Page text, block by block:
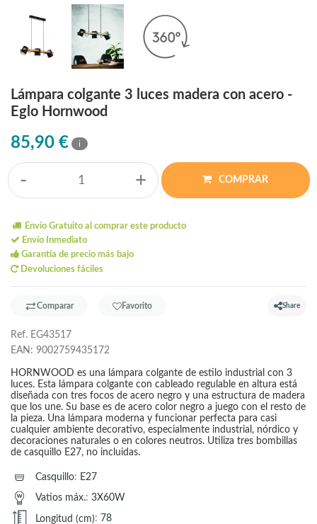
Lámpara colgante 3 luces madera con acero -
Eglo Hornwood
85,90 € i
- + COMPRAR
Envío Gratuito al comprar este producto
Envío Inmediato
Garantía de precio más bajo
Devoluciones fáciles
Comparar Favorito Share
Ref. EG43517
EAN: 9002759435172
HORNWOOD es una lámpara colgante de estilo industrial con 3
luces. Esta lámpara colgante con cableado regulable en altura está
diseñada con tres focos de acero negro y una estructura de madera
que los une. Su base es de acero color negro a juego con el resto de
la pieza. Una lámpara moderna y funcionar perfecta para casi
cualquier ambiente decorativo, especialmente industrial, nórdico y
decoraciones naturales o en colores neutros. Utiliza tres bombillas
de casquillo E27, no incluidas.
Casquillo: E27
Vatios máx.: 3X60W
Longitud (cm): 78